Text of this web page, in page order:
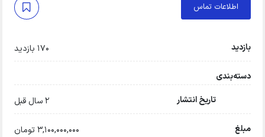
اطلاعات تماس
بازدید 170 بازدید
دسته‌بندی
تاریخ انتشار
2 سال قبل
مبلغ 3,100,000,000 تومان